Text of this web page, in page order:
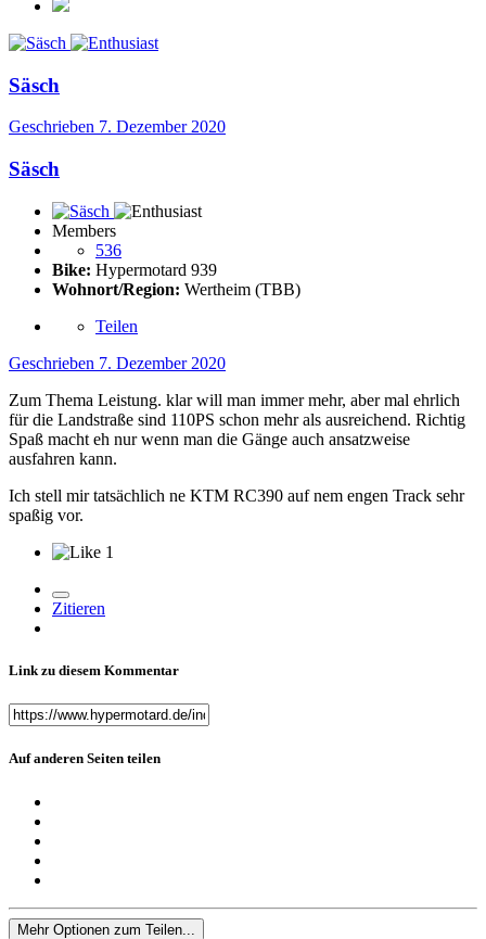
Säsch
Geschrieben 7. Dezember 2020
Säsch
Members
536
Bike: Hypermotard 939
Wohnort/Region: Wertheim (TBB)
Teilen
Geschrieben 7. Dezember 2020
Zum Thema Leistung. klar will man immer mehr, aber mal ehrlich
für die Landstraße sind 110PS schon mehr als ausreichend. Richtig
Spaß macht eh nur wenn man die Gänge auch ansatzweise
ausfahren kann.
Ich stell mir tatsächlich ne KTM RC390 auf nem engen Track sehr
spaßig vor.
1
Zitieren
Link zu diesem Kommentar
Auf anderen Seiten teilen
Mehr Optionen zum Teilen...